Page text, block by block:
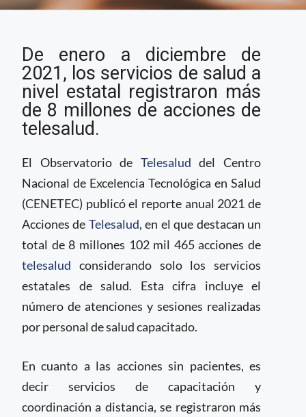
reporte 2021 sobre
acciones de telesalud
en México
De enero a diciembre de
2021, los servicios de salud a
nivel estatal registraron más
de 8 millones de acciones de
telesalud.
El Observatorio de Telesalud del Centro
Nacional de Excelencia Tecnológica en Salud
(CENETEC) publicó el reporte anual 2021 de
Acciones de Telesalud, en el que destacan un
total de 8 millones 102 mil 465 acciones de
telesalud considerando solo los servicios
estatales de salud. Esta cifra incluye el
número de atenciones y sesiones realizadas
por personal de salud capacitado.
En cuanto a las acciones sin pacientes, es
decir servicios de capacitación y
coordinación a distancia, se registraron más